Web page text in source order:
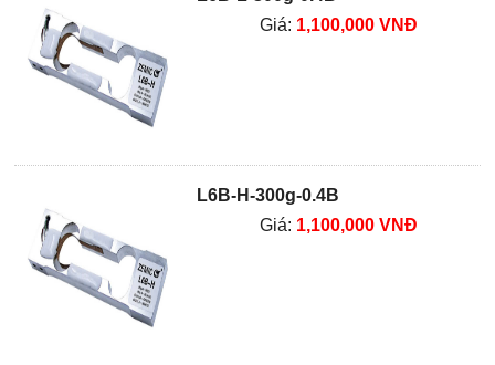
Giá: 1,100,000 VNĐ
L6B-H-300g-0.4B
Giá: 1,100,000 VNĐ